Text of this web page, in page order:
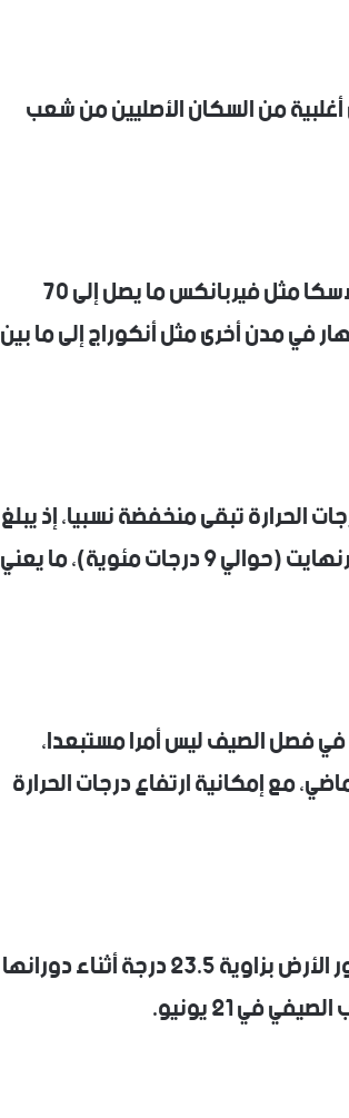
5,000 نسمة، وتشكل أغلبية من السكان الأصليين من شعب
وبالتوازي مع تْقياغفيك، ستشهد مناطق أخرى في ألاسكا مثل فيربانكس ما يصل إلى 70
في مدن أخرى مثل أنكوراج إلى ما بين
الحرارة تبقى منخفضة نسبيا، إذ يبلغ
متوسط أعلى درجة حرارة في يوليو نحو 49 درجة فهرنهايت (حوالي 9 درجات مئوية)، ما يعني
في فصل الصيف ليس أمرا مستبعدا،
مع إمكانية ارتفاع درجات الحرارة
وتحدث ظاهرة “شمس منتصف الليل” نتيجة ميل محور الأرض بزاوية 23.5 درجة أثناء دورانها
في 21 يونيو.